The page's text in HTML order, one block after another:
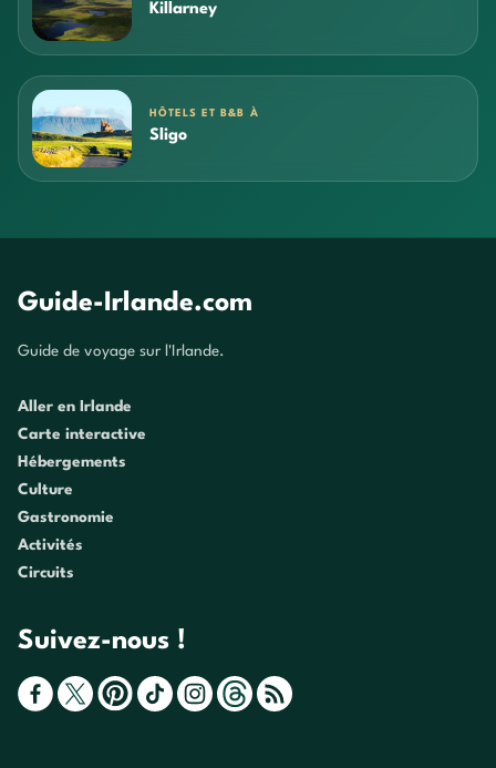
Killarney
HÔTELS ET B&B À
Sligo
Guide-Irlande.com
Guide de voyage sur l'Irlande.
Aller en Irlande
Carte interactive
Hébergements
Culture
Gastronomie
Activités
Circuits
Suivez-nous !